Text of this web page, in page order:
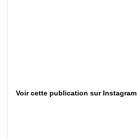
Voir cette publication sur Instagram